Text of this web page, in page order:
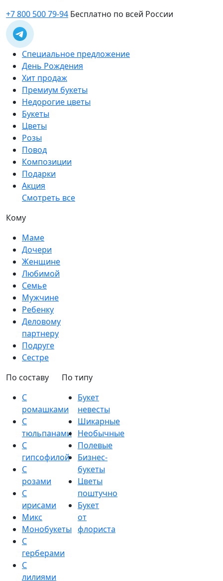
+7 800 500 79-94 Бесплатно по всей России
Специальное предложение
День Рождения
Хит продаж
Премиум букеты
Недорогие цветы
Букеты
Цветы
Розы
Повод
Композиции
Подарки
Акция
Смотреть все
Кому
Маме
Дочери
Женщине
Любимой
Семье
Мужчине
Ребенку
Деловому
партнеру
Подруге
Сестре
По составу
С
ромашками
С
тюльпанами
С
гипсофилой
С
розами
С
ирисами
Микс
Монобукеты
С
герберами
С
лилиями
По типу
Букет
невесты
Шикарные
Необычные
Полевые
Бизнес-
букеты
Цветы
поштучно
Букет
от
флориста